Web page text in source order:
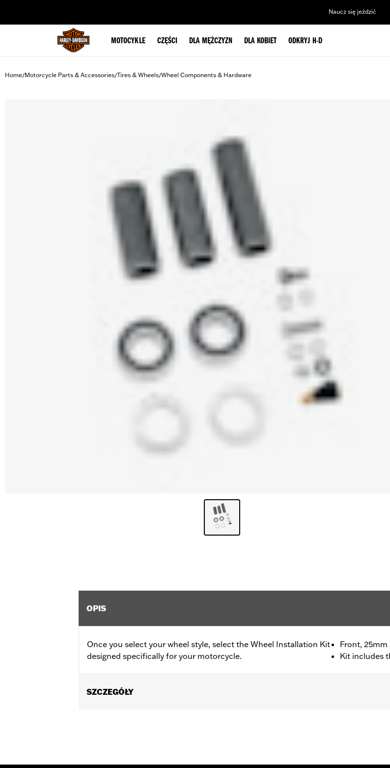
Naucz się jeździć
MOTOCYKLE CZĘŚCI DLA MĘŻCZYZN DLA KOBIET ODKRYJ H-D
Home/Motorcycle Parts & Accessories/Tires & Wheels/Wheel Components & Hardware
OPIS
Once you select your wheel style, select the Wheel Installation Kit
designed specifically for your motorcycle.
Front, 25mm
Kit includes
SZCZEGÓŁY
WARRANTY:1 year limited warranty – Go towww.h-d.com/warrantyfor full details